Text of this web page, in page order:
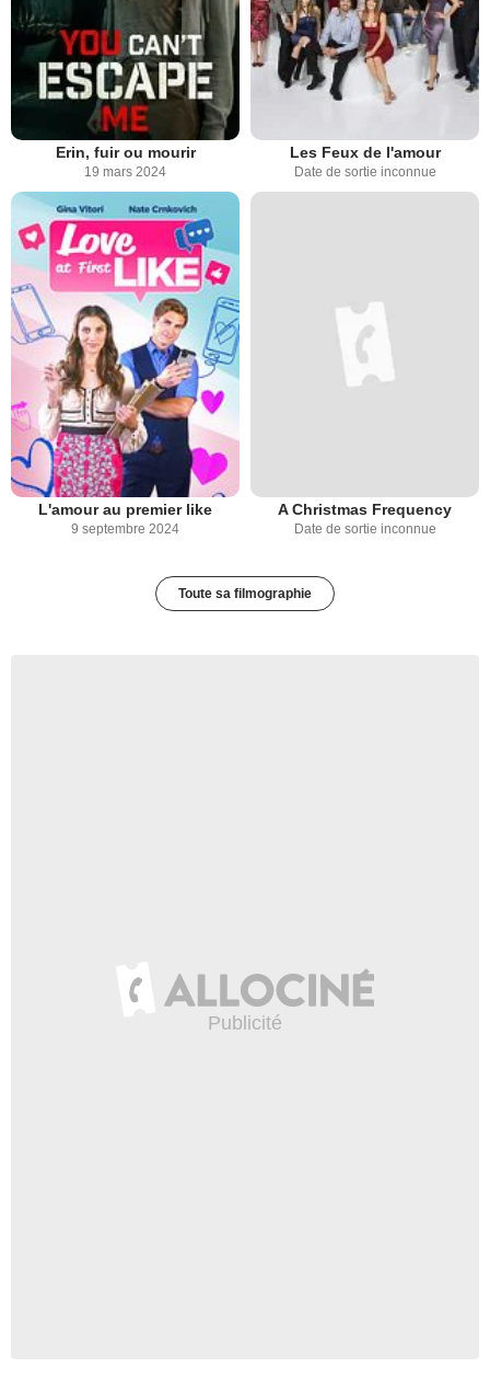
Erin, fuir ou mourir
19 mars 2024
Les Feux de l'amour
Date de sortie inconnue
L'amour au premier like
9 septembre 2024
A Christmas Frequency
Date de sortie inconnue
Toute sa filmographie